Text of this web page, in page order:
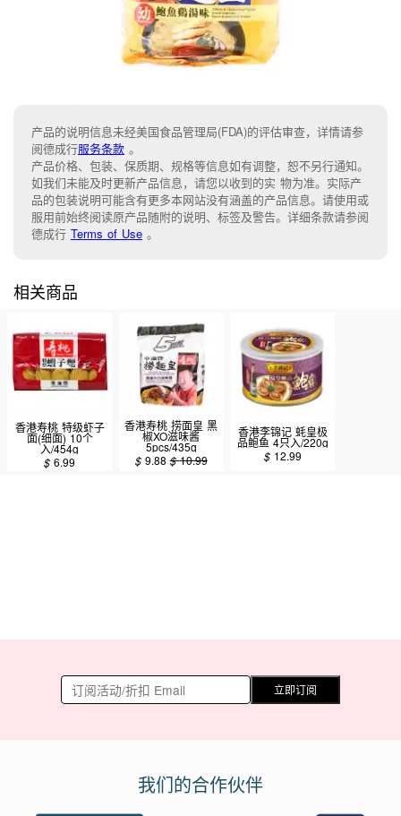
产品的说明信息未经美国食品管理局(FDA)的评估审查，详情请参
阅德成行服务条款 。
产品价格、包装、保质期、规格等信息如有调整，恕不另行通知。
如我们未能及时更新产品信息，请您以收到的实 物为准。实际产
品的包装说明可能含有更多本网站没有涵盖的产品信息。请使用或
服用前始终阅读原产品随附的说明、标签及警告。详细条款请参阅
德成行 Terms of Use 。
相关商品
香港寿桃 特级虾子
面(细面) 10个
入/454g
$6.99
香港寿桃 捞面皇 黑
椒XO滋味酱
5pcs/435g
$ 9.88 $10.99
香港李锦记 蚝皇极
品鲍鱼 4只入/220g
$ 12.99
立即订阅
我们的合作伙伴